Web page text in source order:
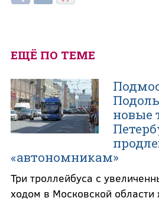
ЕЩЁ ПО ТЕМЕ
новые
«автономникам»
Три троллейбуса с
ходом в Московской области